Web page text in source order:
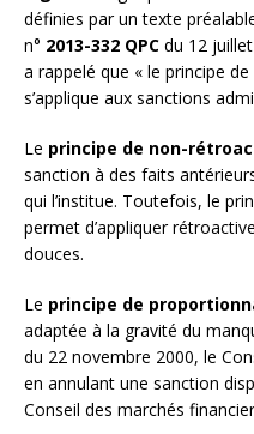
définies par un texte
n° 2013-332 QPC du 12
a rappelé que « le principe
s’applique aux sanctions
Le principe de non-
sanction à des faits
qui l’institue. Toutefois, le
permet d’appliquer
douces.
Le principe de
adaptée à la gravité du
du 22 novembre 2000, le
en annulant une sanction
Conseil des marchés